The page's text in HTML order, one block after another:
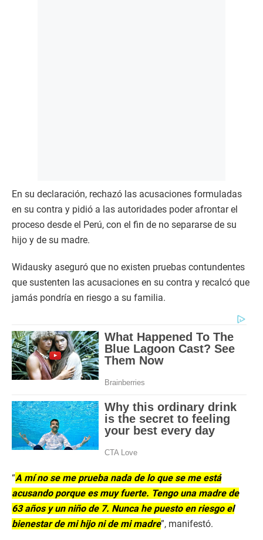
En su declaración, rechazó las acusaciones formuladas
en su contra y pidió a las autoridades poder afrontar el
proceso desde el Perú, con el fin de no separarse de su
hijo y de su madre.
Widausky aseguró que no existen pruebas contundentes
que sustenten las acusaciones en su contra y recalcó que
jamás pondría en riesgo a su familia.
“A mí no se me prueba nada de lo que se me está
acusando porque es muy fuerte. Tengo una madre de
63 años y un niño de 7. Nunca he puesto en riesgo el
bienestar de mi hijo ni de mi madre”, manifestó.